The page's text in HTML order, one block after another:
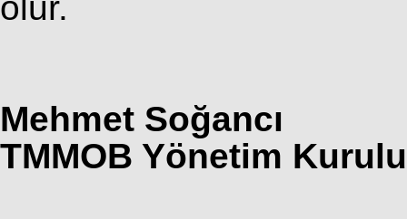
Mehmet Soğancı
TMMOB Yönetim